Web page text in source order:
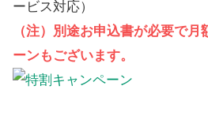
ービス対応）
（注）別途お申込書が必要で月
ーンもございます。